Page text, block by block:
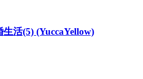
活(5) (YuccaYellow)